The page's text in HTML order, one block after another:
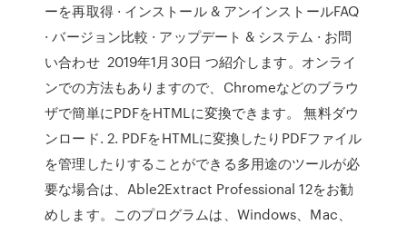
ーを再取得 · インストール & アンインストールFAQ
· バージョン比較 · アップデート & システム · お問
い合わせ 2019年1月30日 つ紹介します。オンライ
ンでの方法もありますので、Chromeなどのブラウ
ザで簡単にPDFをHTMLに変換できます。 無料ダウ
ンロード. 2. PDFをHTMLに変換したりPDFファイル
を管理したりすることができる多用途のツールが必
要な場合は、Able2Extract Professional 12をお勧
めします。このプログラムは、Windows、Mac、